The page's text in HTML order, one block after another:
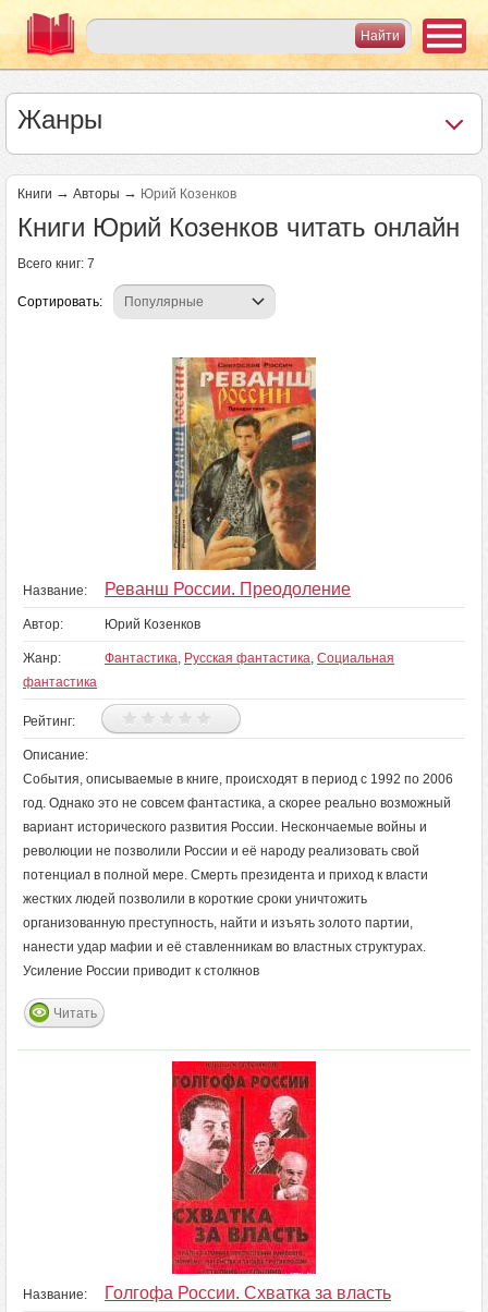
Жанры
Книги → Авторы → Юрий Козенков
Книги Юрий Козенков читать онлайн
Всего книг: 7
Сортировать:
Название: Реванш России. Преодоление
Автор: Юрий Козенков
Жанр: Фантастика, Русская фантастика, Социальная
фантастика
Рейтинг:
Описание:
События, описываемые в книге, происходят в период с 1992 по 2006
год. Однако это не совсем фантастика, а скорее реально возможный
вариант исторического развития России. Нескончаемые войны и
революции не позволили России и её народу реализовать свой
потенциал в полной мере. Смерть президента и приход к власти
жестких людей позволили в короткие сроки уничтожить
организованную преступность, найти и изъять золото партии,
нанести удар мафии и её ставленникам во властных структурах.
Усиление России приводит к столкнов
Читать
Название: Голгофа России. Схватка за власть